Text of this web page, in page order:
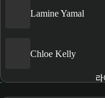
Lamine Yamal
Chloe Kelly